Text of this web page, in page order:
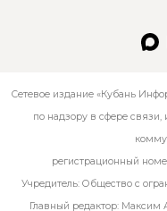
Сетевое издание «Кубань
по надзору в сфере
регистрационный
Учредитель: Общество с
Главный редактор: Максим